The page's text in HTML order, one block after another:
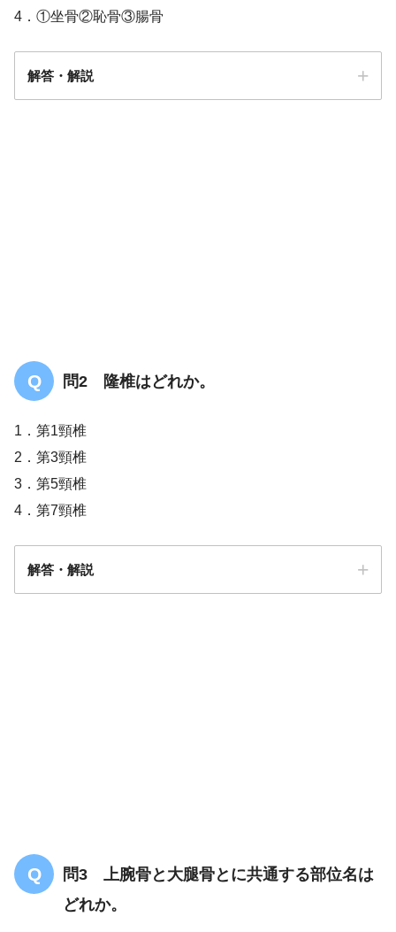
4．①坐骨②恥骨③腸骨
解答・解説
問2 隆椎はどれか。
1．第1頸椎
2．第3頸椎
3．第5頸椎
4．第7頸椎
解答・解説
問3 上腕骨と大腿骨とに共通する部位名は
どれか。